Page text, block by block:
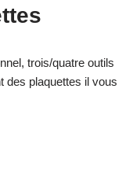
trois/quatre outils
des plaquettes il vous